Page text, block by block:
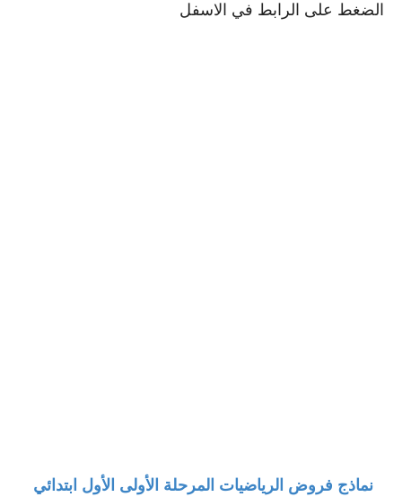
الضغط على الرابط في الاسفل
نماذج فروض الرياضيات المرحلة الأولى الأول ابتدائي